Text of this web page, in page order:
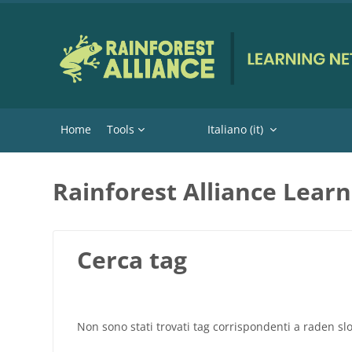
Home Tools Italiano ‎(it)‎
Rainforest Alliance
Cerca tag
Non sono stati trovati tag corrispondenti a raden